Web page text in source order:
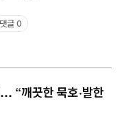
댓글 0
“깨끗한 묵호·발한